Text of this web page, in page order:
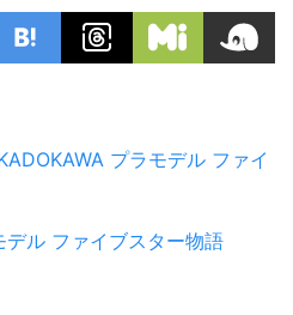
プラモデル ファイ
デル ファイブスター物語